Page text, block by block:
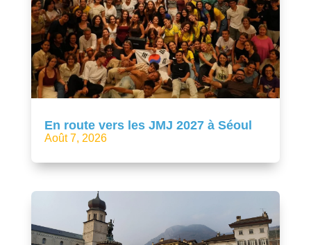
En route vers les JMJ 2027 à Séoul
Août 7, 2026